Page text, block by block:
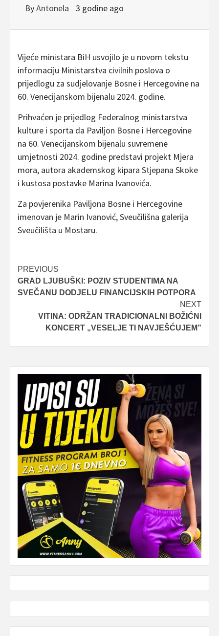
ByAntonela 3 godine ago
Vijeće ministara BiH usvojilo je u novom tekstu
informaciju Ministarstva civilnih poslova o
prijedlogu za sudjelovanje Bosne i Hercegovine na
60. Venecijanskom bijenalu 2024. godine.
Prihvaćen je prijedlog Federalnog ministarstva
kulture i sporta da Paviljon Bosne i Hercegovine
na 60. Venecijanskom bijenalu suvremene
umjetnosti 2024. godine predstavi projekt Mjera
mora, autora akademskog kipara Stjepana Skoke
i kustosa postavke Marina Ivanovića.
Za povjerenika Paviljona Bosne i Hercegovine
imenovan je Marin Ivanović, Sveučilišna galerija
Sveučilišta u Mostaru.
Post
navigation
PREVIOUS
GRAD LJUBUŠKI: POZIV STUDENTIMA NA
SVEČANU DODJELU FINANCIJSKIH POTPORA
NEXT
VITINA: ODRŽAN TRADICIONALNI BOŽIĆNI
KONCERT „VESELJE TI NAVJEŠĆUJEM”